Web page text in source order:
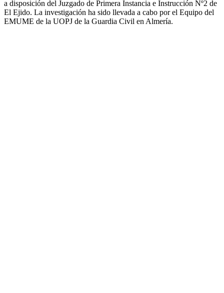
a disposición del Juzgado de Primera Instancia e Instrucción Nº2 de
El Ejido. La investigación ha sido llevada a cabo por el Equipo del
EMUME de la UOPJ de la Guardia Civil en Almería.